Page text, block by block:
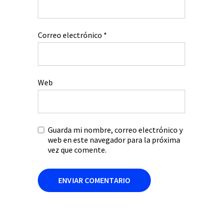
Correo electrónico *
Web
Guarda mi nombre, correo electrónico y
web en este navegador para la próxima
vez que comente.